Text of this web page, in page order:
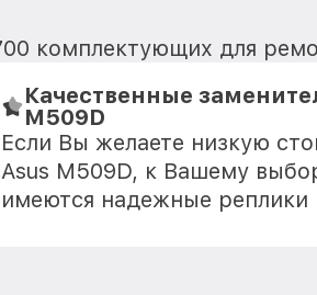
комплектующих для
Качественные
M509D
Если Вы желаете низкую
Asus M509D, к Вашему
имеются надежные реплики